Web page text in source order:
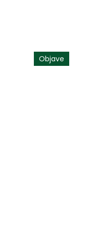
Objave